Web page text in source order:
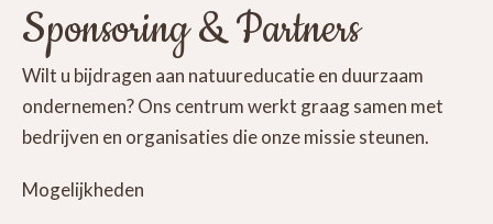
Sponsoring & Partners
Wilt u bijdragen aan natuureducatie en duurzaam
ondernemen? Ons centrum werkt graag samen met
bedrijven en organisaties die onze missie steunen.
Mogelijkheden